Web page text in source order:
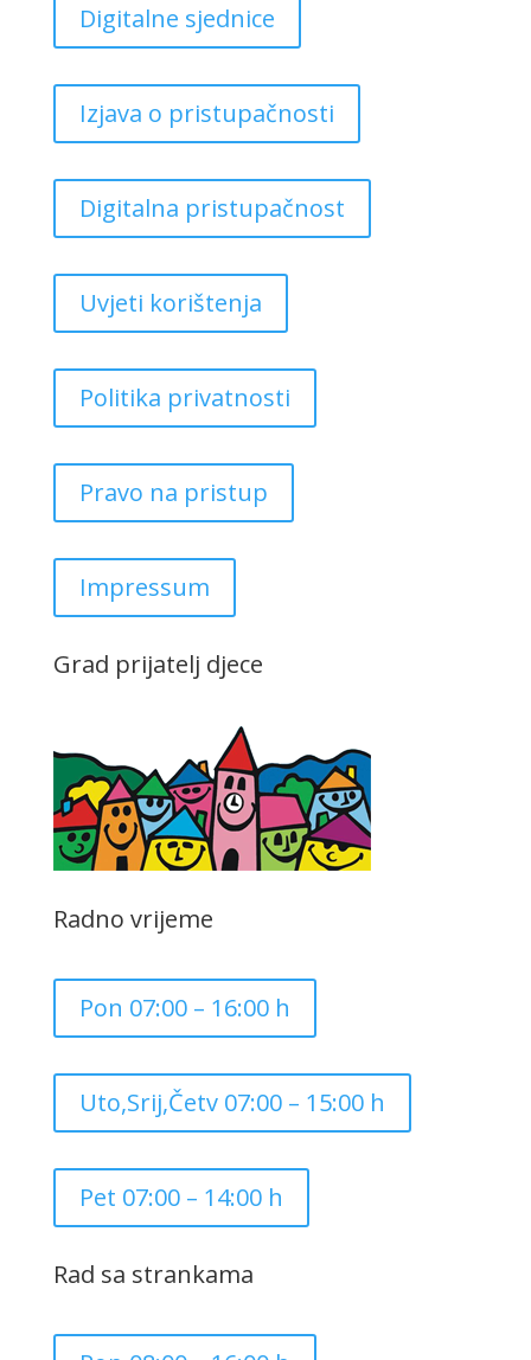
Digitalne sjednice
Izjava o pristupačnosti
Digitalna pristupačnost
Uvjeti korištenja
Politika privatnosti
Pravo na pristup
Impressum
Grad prijatelj djece
Radno vrijeme
Pon 07:00 – 16:00 h
Uto,Srij,Četv 07:00 – 15:00 h
Pet 07:00 – 14:00 h
Rad sa strankama